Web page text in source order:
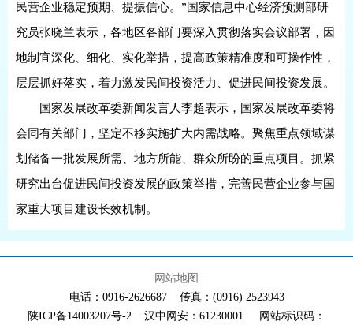
民营企业稳定预期、提振信心。”国家信息中心经济预测部研
究员张晓兰表示，各地区各部门要深入贯彻落实会议部署，因
地制宜深化、细化、实化举措，提高政策精准度和可操作性，
层层抓好落实，着力激发民间投资活力、促进民间投资发展。
国家发展改革委新闻发言人李超表示，国家发展改革委将
会同有关部门，坚定不移实施扩大内需战略。聚焦重点领域谋
划储备一批发展所需、地方所能、群众所盼的重点项目。抓紧
研究出台促进民间投资发展的政策举措，完善民营企业参与国
家重大项目建设长效机制。
网站地图
电话：0916-2626687 传真：(0916) 2523943
陕ICP备14003207号-2 汉中网安：61230001 网站标识码：